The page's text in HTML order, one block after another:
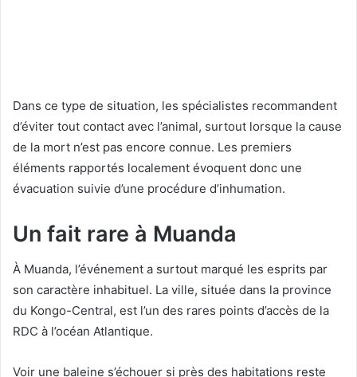
Dans ce type de situation, les spécialistes recommandent
d’éviter tout contact avec l’animal, surtout lorsque la cause
de la mort n’est pas encore connue. Les premiers
éléments rapportés localement évoquent donc une
évacuation suivie d’une procédure d’inhumation.
Un fait rare à Muanda
À Muanda, l’événement a surtout marqué les esprits par
son caractère inhabituel. La ville, située dans la province
du Kongo-Central, est l’un des rares points d’accès de la
RDC à l’océan Atlantique.
Voir une baleine s’échouer si près des habitations reste